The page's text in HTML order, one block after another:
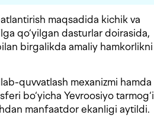
maqsadida kichik va
qo‘yilgan dasturlar doirasida,
birgalikda amaliy hamkorlikni
quvvatlash mexanizmi hamda
bo‘yicha Yevroosiyo tarmog‘i
manfaatdor ekanligi aytildi.